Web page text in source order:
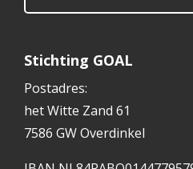
Stichting GOAL
Postadres:
het Witte Zand 61
7586 GW Overdinkel